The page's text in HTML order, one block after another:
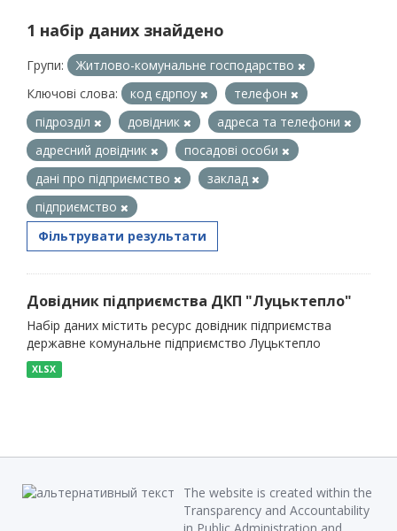
1 набір даних знайдено
Групи:
Житлово-комунальне господарство
Ключові слова:
код єдрпоу
телефон
підрозділ
довідник
адреса та телефони
адресний довідник
посадові особи
дані про підприємство
заклад
підприємство
Фільтрувати результати
Довідник підприємства ДКП "Луцьктепло"
Набір даних містить ресурс довідник підприємства
державне комунальне підприємство Луцьктепло
XLSX
The website is created within the
Transparency and Accountability